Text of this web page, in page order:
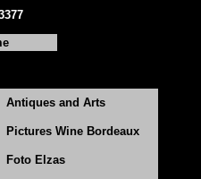
Antiques and Arts
Pictures Wine Bordeaux
Foto Elzas